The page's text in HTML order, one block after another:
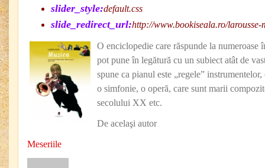
slider_style:default.css
slide_redirect_url:http://www.bookiseala.ro/larousse-
O enciclopedie care răspunde la numeroase
pot pune în legătură cu un subiect atât de
spune ca pianul este „regele”
o simfonie, o operă, care sunt marii
secolului XX etc.
De acelaşi autor
Meseriile